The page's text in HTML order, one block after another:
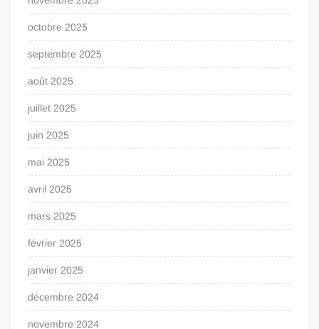
octobre 2025
septembre 2025
août 2025
juillet 2025
juin 2025
mai 2025
avril 2025
mars 2025
février 2025
janvier 2025
décembre 2024
novembre 2024